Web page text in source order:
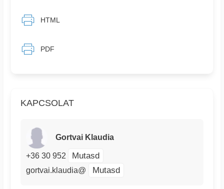
KAPCSOLAT
Gortvai Klaudia
+36 30 952 Mutasd
gortvai.klaudia@ Mutasd
HTML
PDF